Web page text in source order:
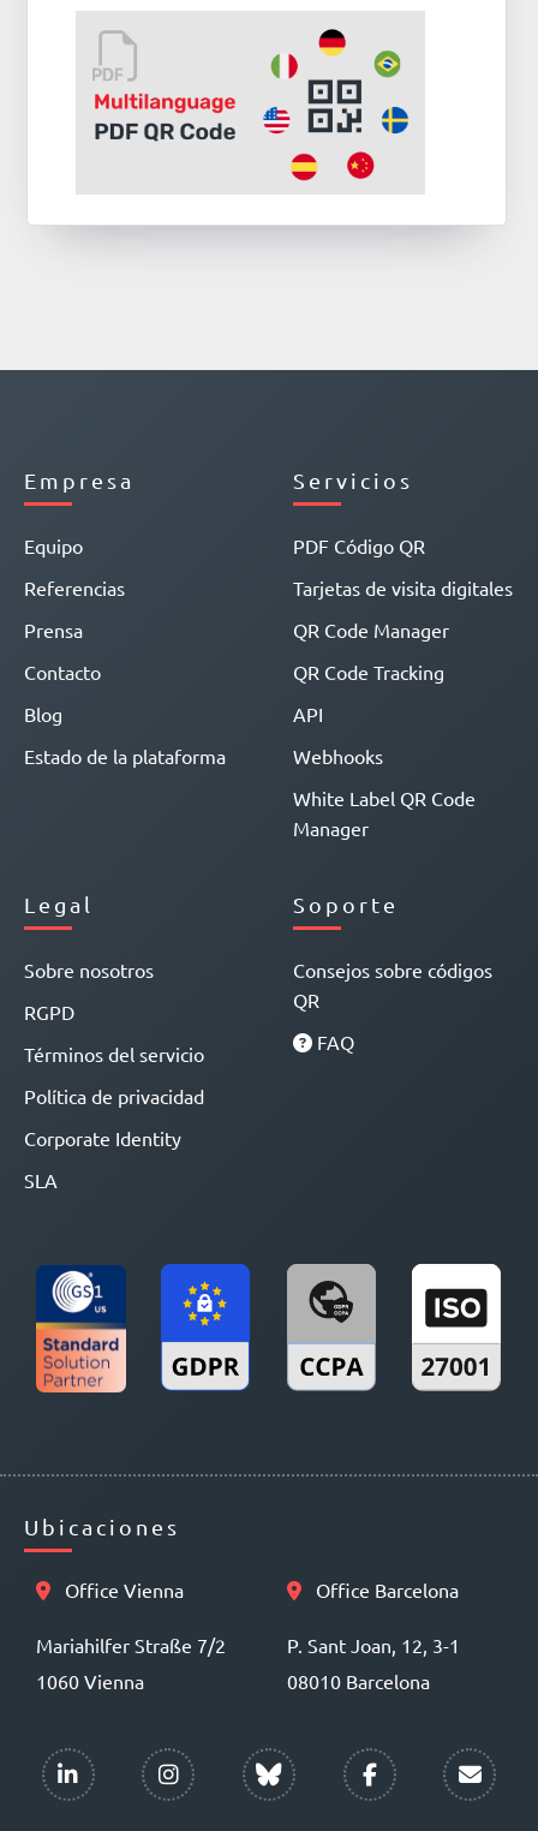
Empresa
Equipo
Referencias
Prensa
Contacto
Blog
Estado de la plataforma
Servicios
PDF Código QR
Tarjetas de visita digitales
QR Code Manager
QR Code Tracking
API
Webhooks
White Label QR Code
Manager
Legal
Sobre nosotros
RGPD
Términos del servicio
Política de privacidad
Corporate Identity
SLA
Soporte
Consejos sobre códigos
QR
FAQ
Ubicaciones
Office Vienna
Mariahilfer Straße 7/2
1060 Vienna
Office Barcelona
P. Sant Joan, 12, 3-1
08010 Barcelona